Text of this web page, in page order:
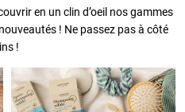
en un clin d’oeil nos gammes
! Ne passez pas à côté
!